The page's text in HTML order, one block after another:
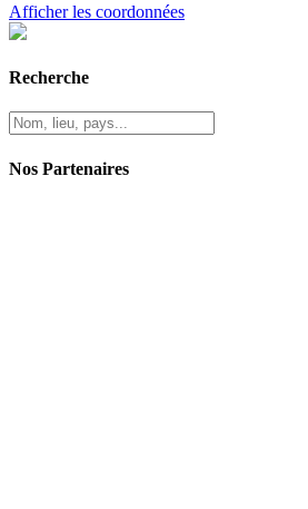
Afficher les coordonnées
Recherche
Nos Partenaires